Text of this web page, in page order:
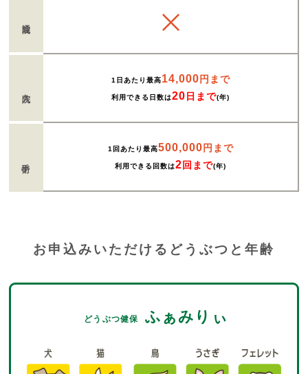
1日あたり最高14,000 円まで
利用できる日数は20 日まで(年)
1回あたり最高500,000 円まで
利用できる回数は2回まで(年)
お申込みいただけるどうぶつと年齢
どうぶつ健保 ふぁみりぃ